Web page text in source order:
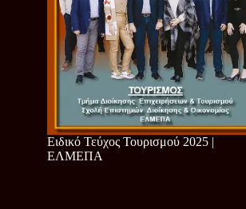
Ειδικό Τεύχος Τουρισμού 2025 |
ΕΛΜΕΠΑ